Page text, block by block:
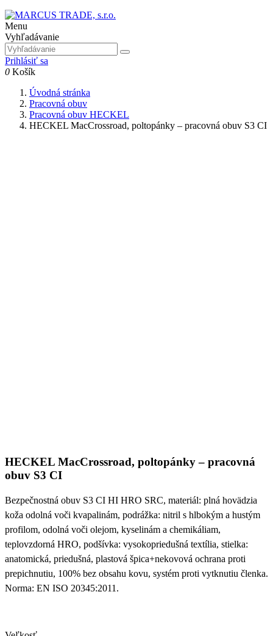
Menu
Vyhľadávanie
Prihlásiť sa
0 Košík
Úvodná stránka
Pracovná obuv
Pracovná obuv HECKEL
HECKEL MacCrossroad, poltopánky – pracovná obuv S3 CI
HECKEL MacCrossroad, poltopánky – pracovná
obuv S3 CI
Bezpečnostná obuv S3 CI HI HRO SRC, materiál: plná hovädzia
koža odolná voči kvapalinám, podrážka: nitril s hlbokým a hustým
profilom, odolná voči olejom, kyselinám a chemikáliam,
teplovzdorná HRO, podšívka: vysokopriedušná textília, stielka:
anatomická, priedušná, plastová špica+nekovová ochrana proti
prepichnutiu, 100% bez obsahu kovu, systém proti vytknutiu členka.
Norma: EN ISO 20345:2011.